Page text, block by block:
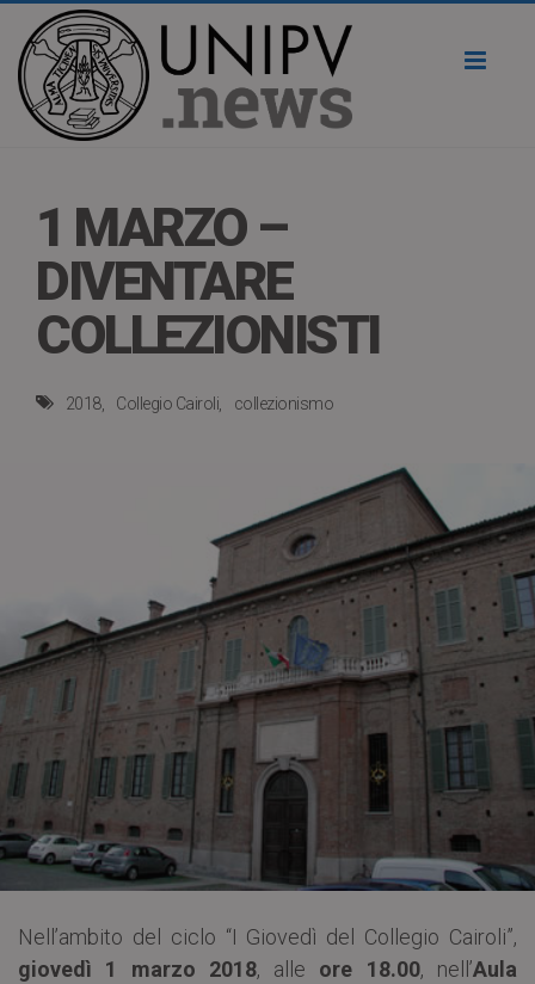
1 MARZO –
DIVENTARE
COLLEZIONISTI
2018 Collegio Cairoli collezionismo
Nell’ambito del ciclo “I Giovedì del Collegio Cairoli”,
giovedì 1 marzo 2018, alle ore 18.00, nell’Aula